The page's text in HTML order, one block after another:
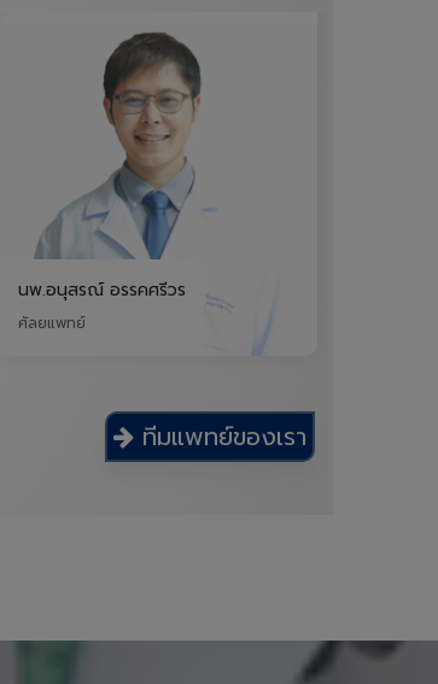
นพ.กานต์สถิต ถาวรสวัสดิ์
ทีมแพทย์ของเรา